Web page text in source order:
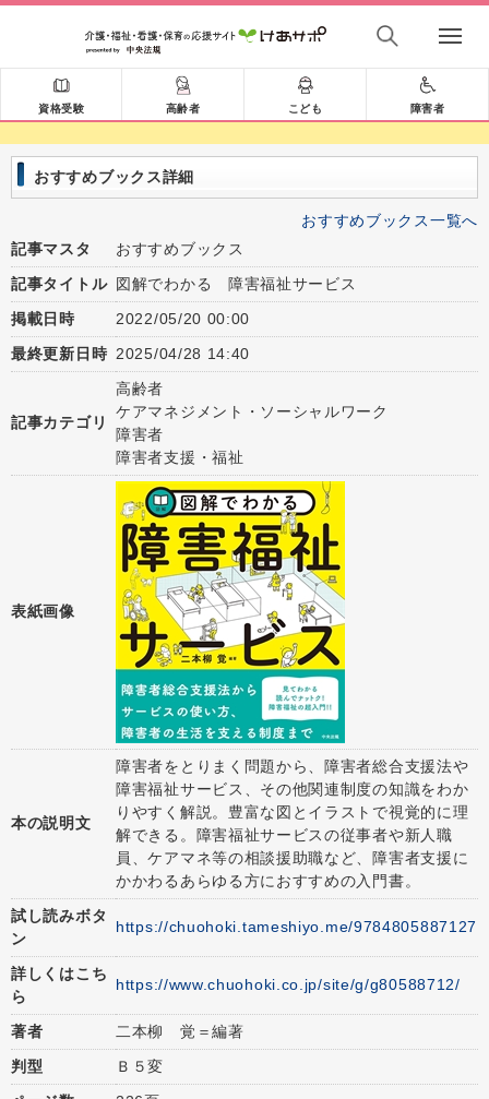
資格受験 高齢者 こども 障害者
おすすめブックス詳細
おすすめブックス一覧へ
記事マスタ
おすすめブックス
記事タイトル 図解でわかる 障害福祉サービス
掲載日時
2022/05/20 00:00
最終更新日時 2025/04/28 14:40
記事カテゴリ
高齢者
ケアマネジメント・ソーシャルワーク
障害者
障害者支援・福祉
表紙画像
本の説明文
障害者をとりまく問題から、障害者総合支援法や
障害福祉サービス、その他関連制度の知識をわか
りやすく解説。豊富な図とイラストで視覚的に理
解できる。障害福祉サービスの従事者や新人職
員、ケアマネ等の相談援助職など、障害者支援に
かかわるあらゆる方におすすめの入門書。
試し読みボタ
ン
https://chuohoki.tameshiyo.me/9784805887127
詳しくはこち
ら
https://www.chuohoki.co.jp/site/g/g80588712/
著者
二本柳 覚＝編著
判型
Ｂ５変